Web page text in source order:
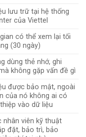
lưu trữ tại hệ thống
của Viettel
có thể xem lại tối
(30 ngày)
dùng thẻ nhớ, ghi
không gặp vấn đề gì
được bảo mật, ngoài
của nó không ai có
vào dữ liệu
nhân viên kỹ thuật
đặt, bảo trì, bảo